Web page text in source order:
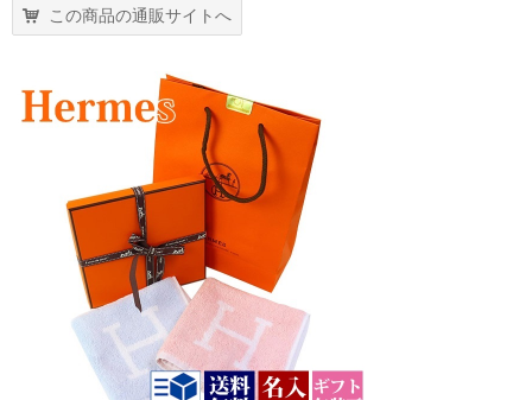
この商品の通販サイトへ